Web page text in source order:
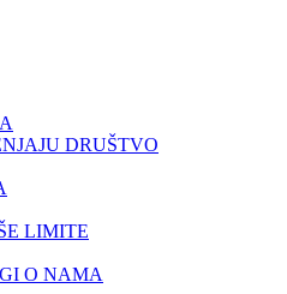
DRUŠTVO
LIMITE
O NAMA